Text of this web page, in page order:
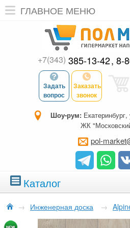
ГЛАВНОЕ МЕНЮ
+7(343) 385-13-42 8-
Задать
вопрос
Заказать
звонок
Шоу-рум:
ЖК
pol-
Каталог
→ Инженерная доска →